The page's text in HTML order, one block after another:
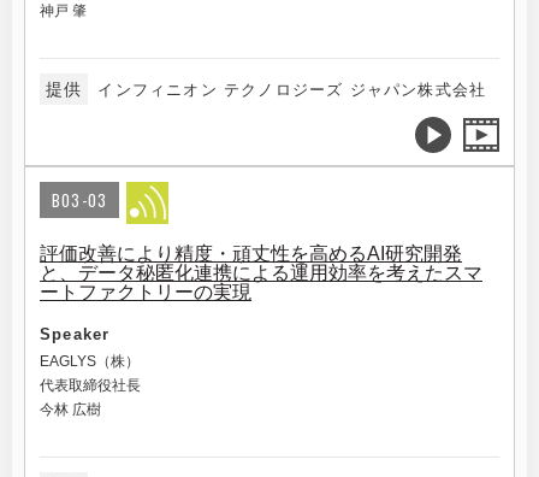
神戸 肇
提供 インフィニオン テクノロジーズ ジャパン株式会社
B03-03
評価改善により精度・頑丈性を高めるAI研究開発
と、データ秘匿化連携による運用効率を考えたスマ
ートファクトリーの実現
Speaker
EAGLYS（株）
代表取締役社長
今林 広樹